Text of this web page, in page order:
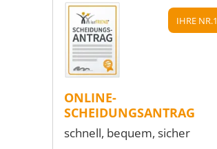
IHRE NR.1
ONLINE-
SCHEIDUNGSANTRAG
schnell, bequem, sicher